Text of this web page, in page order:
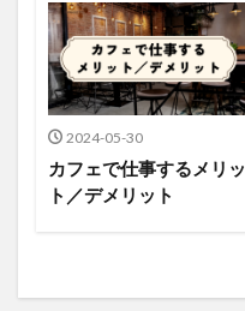
2024-05-30
カフェで仕事するメリッ
ト／デメリット